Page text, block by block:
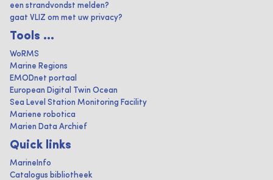
een strandvondst melden?
gaat VLIZ om met uw privacy?
Tools ...
WoRMS
Marine Regions
EMODnet portaal
European Digital Twin Ocean
Sea Level Station Monitoring Facility
Mariene robotica
Marien Data Archief
Quick links
MarineInfo
Catalogus bibliotheek